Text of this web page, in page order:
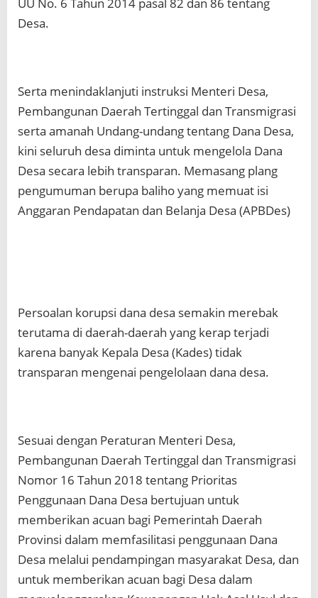
UU No. 6 Tahun 2014 pasal 82 dan 86 tentang
Desa.
Serta menindaklanjuti instruksi Menteri Desa,
Pembangunan Daerah Tertinggal dan Transmigrasi
serta amanah Undang-undang tentang Dana Desa,
kini seluruh desa diminta untuk mengelola Dana
Desa secara lebih transparan. Memasang plang
pengumuman berupa baliho yang memuat isi
Anggaran Pendapatan dan Belanja Desa (APBDes)
Persoalan korupsi dana desa semakin merebak
terutama di daerah-daerah yang kerap terjadi
karena banyak Kepala Desa (Kades) tidak
transparan mengenai pengelolaan dana desa.
Sesuai dengan Peraturan Menteri Desa,
Pembangunan Daerah Tertinggal dan Transmigrasi
Nomor 16 Tahun 2018 tentang Prioritas
Penggunaan Dana Desa bertujuan untuk
memberikan acuan bagi Pemerintah Daerah
Provinsi dalam memfasilitasi penggunaan Dana
Desa melalui pendampingan masyarakat Desa, dan
untuk memberikan acuan bagi Desa dalam